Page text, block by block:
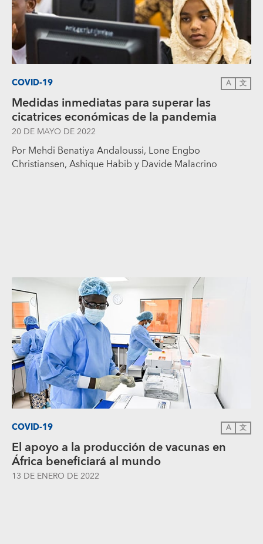
COVID-19 A 文
Medidas inmediatas para superar las
cicatrices económicas de la pandemia
20 DE MAYO DE 2022
Por Mehdi Benatiya Andaloussi, Lone Engbo
Christiansen, Ashique Habib y Davide Malacrino
COVID-19 A 文
El apoyo a la producción de vacunas en
África beneficiará al mundo
13 DE ENERO DE 2022